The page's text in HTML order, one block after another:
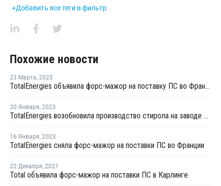
+Добавить все теги в фильтр
Похожие новости
23 Марта, 2023
TotalEnergies объявила форс-мажор на поставку ПС во Франции
20 Января, 2023
TotalEnergies возобновила производство стирола на заводе в Гонфревиле
16 Января, 2023
TotalEnergies сняла форс-мажор на поставки ПС во Франции
22 Декабря, 2021
Total объявила форс-мажор на поставки ПС в Карлинге